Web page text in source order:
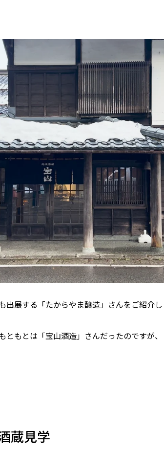
展する「たからやま醸造」さんをご紹介し
ともとは「宝山酒造」さんだったのですが
蔵見学